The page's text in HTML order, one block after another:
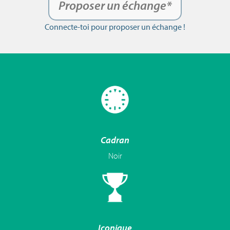
Proposer un échange*
Connecte-toi pour proposer un échange !
Cadran
Noir